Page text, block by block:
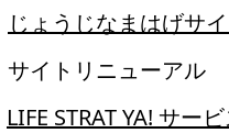
じょうじなまはげサ
サイトリニューアル
LIFE STRAT YA! サー